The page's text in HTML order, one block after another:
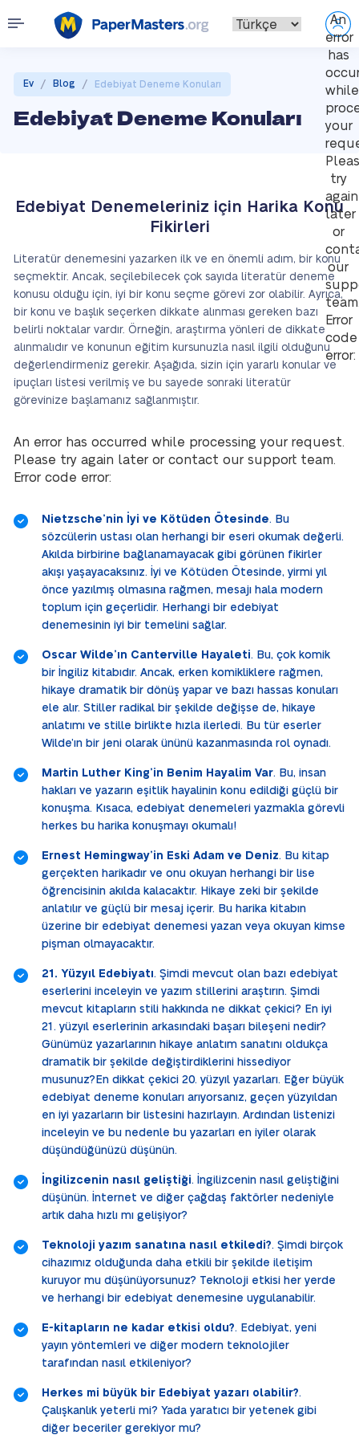
An
error
has
while
your
try
again
later
or
our
Error
code
error:
Ev / Blog / Edebiyat Deneme Konuları
Edebiyat Deneme Konuları
Edebiyat Denemeleriniz için Harika Konu
Fikirleri
Literatür denemesini yazarken ilk ve en önemli adım, bir konu
seçmektir. Ancak, seçilebilecek çok sayıda literatür deneme
konusu olduğu için, iyi bir konu seçme görevi zor olabilir. Ayrıca,
bir konu ve başlık seçerken dikkate alınması gereken bazı
belirli noktalar vardır. Örneğin, araştırma yönleri de dikkate
alınmalıdır ve konunun eğitim kursunuzla nasıl ilgili olduğunu
değerlendirmeniz gerekir. Aşağıda, sizin için yararlı konular ve
ipuçları listesi verilmiş ve bu sayede sonraki literatür
görevinize başlamanız sağlanmıştır.
An error has occurred while processing your request.
Please try again later or contact our support team.
Error code error:
Nietzsche’nin İyi ve Kötüden Ötesinde. Bu
sözcülerin ustası olan herhangi bir eseri okumak değerli.
Akılda birbirine bağlanamayacak gibi görünen fikirler
akışı yaşayacaksınız. İyi ve Kötüden Ötesinde, yirmi yıl
önce yazılmış olmasına rağmen, mesajı hala modern
toplum için geçerlidir. Herhangi bir edebiyat
denemesinin iyi bir temelini sağlar.
Oscar Wilde’ın Canterville Hayaleti. Bu, çok komik
bir İngiliz kitabıdır. Ancak, erken komikliklere rağmen,
hikaye dramatik bir dönüş yapar ve bazı hassas konuları
ele alır. Stiller radikal bir şekilde değişse de, hikaye
anlatımı ve stille birlikte hızla ilerledi. Bu tür eserler
Wilde’ın bir jeni olarak ününü kazanmasında rol oynadı.
Martin Luther King’in Benim Hayalim Var. Bu, insan
hakları ve yazarın eşitlik hayalinin konu edildiği güçlü bir
konuşma. Kısaca, edebiyat denemeleri yazmakla görevli
herkes bu harika konuşmayı okumalı!
Ernest Hemingway’in Eski Adam ve Deniz. Bu kitap
gerçekten harikadır ve onu okuyan herhangi bir lise
öğrencisinin akılda kalacaktır. Hikaye zeki bir şekilde
anlatılır ve güçlü bir mesaj içerir. Bu harika kitabın
üzerine bir edebiyat denemesi yazan veya okuyan kimse
pişman olmayacaktır.
21. Yüzyıl Edebiyatı. Şimdi mevcut olan bazı edebiyat
eserlerini inceleyin ve yazım stillerini araştırın. Şimdi
mevcut kitapların stili hakkında ne dikkat çekici? En iyi
21. yüzyıl eserlerinin arkasındaki başarı bileşeni nedir?
Günümüz yazarlarının hikaye anlatım sanatını oldukça
dramatik bir şekilde değiştirdiklerini hissediyor
musunuz?En dikkat çekici 20. yüzyıl yazarları. Eğer büyük
edebiyat deneme konuları arıyorsanız, geçen yüzyıldan
en iyi yazarların bir listesini hazırlayın. Ardından listenizi
inceleyin ve bu nedenle bu yazarları en iyiler olarak
düşündüğünüzü düşünün.
İngilizcenin nasıl geliştiği. İngilizcenin nasıl geliştiğini
düşünün. İnternet ve diğer çağdaş faktörler nedeniyle
artık daha hızlı mı gelişiyor?
Teknoloji yazım sanatına nasıl etkiledi?. Şimdi birçok
cihazımız olduğunda daha etkili bir şekilde iletişim
kuruyor mu düşünüyorsunuz? Teknoloji etkisi her yerde
ve herhangi bir edebiyat denemesine uygulanabilir.
E-kitapların ne kadar etkisi oldu?. Edebiyat, yeni
yayın yöntemleri ve diğer modern teknolojiler
tarafından nasıl etkileniyor?
Herkes mi büyük bir Edebiyat yazarı olabilir?.
Çalışkanlık yeterli mi? Yada yaratıcı bir yetenek gibi
diğer beceriler gerekiyor mu?